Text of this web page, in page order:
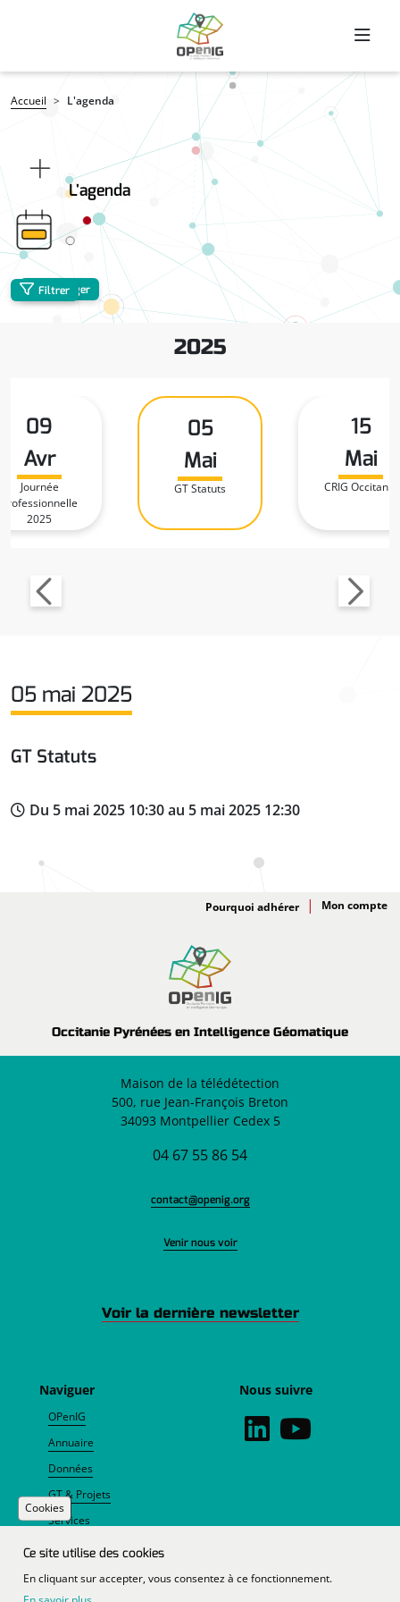
Fil d'Ariane
Accueil L'agenda
L'agenda
Partager
Filtrer
2025
09
Avr
Journée
Professionnelle
2025
05
Mai
GT Statuts
15
Mai
CRIG Occitanie
05 mai 2025
GT Statuts
Du 5 mai 2025 10:30 au 5 mai 2025 12:30
Occitanie Pyrénées en Intelligence Géomatique
Adhésion
Pourquoi adhérer
Naviguer
OPenIG
Annuaire
Données
GT & Projets
Services
Agenda
Maison de la télédétection
500, rue Jean-François Breton
34093 Montpellier Cedex 5
04 67 55 86 54
contact@openig.org
Venir nous voir
Nous suivre
Voir la dernière newsletter
Cookies
Ce site utilise des cookies
En cliquant sur accepter, vous consentez à ce fonctionnement.